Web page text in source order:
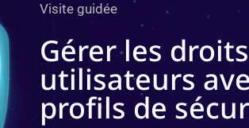
Visite guidée
Gérer les
utilisateurs
profils de